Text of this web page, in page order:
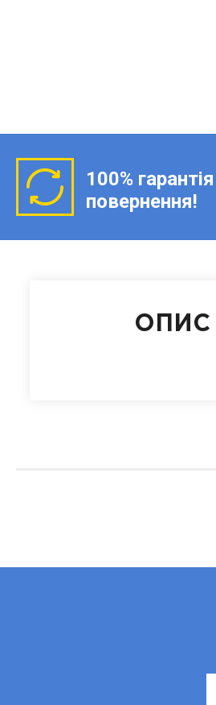
100% гарантія
повернення!
ОПИС